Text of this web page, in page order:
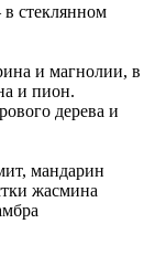
в стеклянном
и магнолии, в
и пион.
дерева и
мандарин
жасмина